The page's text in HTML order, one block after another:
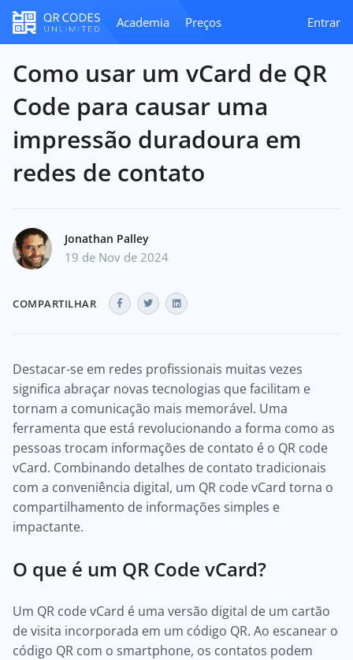
Academia Preços Entrar
Como usar um vCard de QR
Code para causar uma
impressão duradoura em
redes de contato
Jonathan Palley
19 de Nov de 2024
COMPARTILHAR
Destacar-se em redes profissionais muitas vezes
significa abraçar novas tecnologias que facilitam e
tornam a comunicação mais memorável. Uma
ferramenta que está revolucionando a forma como as
pessoas trocam informações de contato é o QR code
vCard. Combinando detalhes de contato tradicionais
com a conveniência digital, um QR code vCard torna o
compartilhamento de informações simples e
impactante.
O que é um QR Code vCard?
Um QR code vCard é uma versão digital de um cartão
de visita incorporada em um código QR. Ao escanear o
código QR com o smartphone, os contatos podem